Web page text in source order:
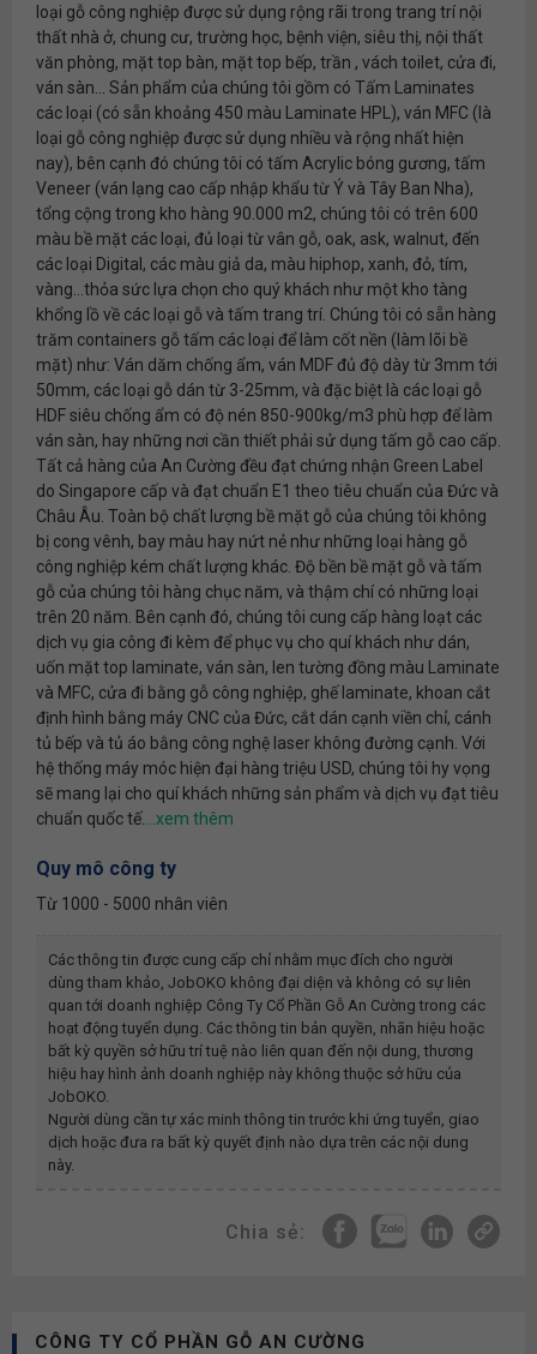
loại gỗ công nghiệp được sử dụng rộng rãi trong trang trí nội
thất nhà ở, chung cư, trường học, bệnh viện, siêu thị, nội thất
văn phòng, mặt top bàn, mặt top bếp, trần , vách toilet, cửa đi,
ván sàn... Sản phẩm của chúng tôi gồm có Tấm Laminates
các loại (có sẵn khoảng 450 màu Laminate HPL), ván MFC (là
loại gỗ công nghiệp được sử dụng nhiều và rộng nhất hiện
nay), bên cạnh đó chúng tôi có tấm Acrylic bóng gương, tấm
Veneer (ván lạng cao cấp nhập khẩu từ Ý và Tây Ban Nha),
tổng cộng trong kho hàng 90.000 m2, chúng tôi có trên 600
màu bề mặt các loại, đủ loại từ vân gỗ, oak, ask, walnut, đến
các loại Digital, các màu giả da, màu hiphop, xanh, đỏ, tím,
vàng...thỏa sức lựa chọn cho quý khách như một kho tàng
khổng lồ về các loại gỗ và tấm trang trí. Chúng tôi có sẵn hàng
trăm containers gỗ tấm các loại để làm cốt nền (làm lõi bề
mặt) như: Ván dăm chống ẩm, ván MDF đủ độ dày từ 3mm tới
50mm, các loại gỗ dán từ 3-25mm, và đặc biệt là các loại gỗ
HDF siêu chống ẩm có độ nén 850-900kg/m3 phù hợp để làm
ván sàn, hay những nơi cần thiết phải sử dụng tấm gỗ cao cấp.
Tất cả hàng của An Cường đều đạt chứng nhận Green Label
do Singapore cấp và đạt chuẩn E1 theo tiêu chuẩn của Đức và
Châu Âu. Toàn bộ chất lượng bề mặt gỗ của chúng tôi không
bị cong vênh, bay màu hay nứt nẻ như những loại hàng gỗ
công nghiệp kém chất lượng khác. Độ bền bề mặt gỗ và tấm
gỗ của chúng tôi hàng chục năm, và thậm chí có những loại
trên 20 năm. Bên cạnh đó, chúng tôi cung cấp hàng loạt các
dịch vụ gia công đi kèm để phục vụ cho quí khách như dán,
uốn mặt top laminate, ván sàn, len tường đồng màu Laminate
và MFC, cửa đi bằng gỗ công nghiệp, ghế laminate, khoan cắt
định hình bằng máy CNC của Đức, cắt dán cạnh viền chỉ, cánh
tủ bếp và tủ áo bằng công nghệ laser không đường cạnh. Với
hệ thống máy móc hiện đại hàng triệu USD, chúng tôi hy vọng
sẽ mang lại cho quí khách những sản phẩm và dịch vụ đạt tiêu
chuẩn quốc tế.
Quy mô công ty
Từ 1000 - 5000 nhân viên
Các thông tin được cung cấp chỉ nhằm mục đích cho người
dùng tham khảo, JobOKO không đại diện và không có sự liên
quan tới doanh nghiệp Công Ty Cổ Phần Gỗ An Cường trong các
hoạt động tuyển dụng. Các thông tin bản quyền, nhãn hiệu hoặc
bất kỳ quyền sở hữu trí tuệ nào liên quan đến nội dung, thương
hiệu hay hình ảnh doanh nghiệp này không thuộc sở hữu của
JobOKO.
Người dùng cần tự xác minh thông tin trước khi ứng tuyển, giao
dịch hoặc đưa ra bất kỳ quyết định nào dựa trên các nội dung
này.
Chia sẻ:
CÔNG TY CỔ PHẦN GỖ AN CƯỜNG